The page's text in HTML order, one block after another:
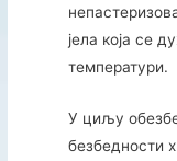
јела која се
температури.
У циљу
безбедности